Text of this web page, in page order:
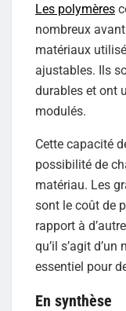
Les polymères
nombreux
matériaux
ajustables. Ils
durables et ont
modulés.
Cette capacité
possibilité de
matériau. Les
sont le coût de
rapport à
qu’il s’agit
essentiel pour
En synthèse